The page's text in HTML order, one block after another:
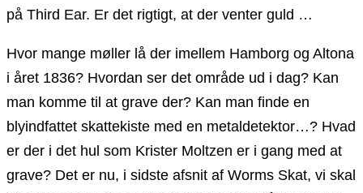
på Third Ear. Er det rigtigt, at der venter guld …
Hvor mange møller lå der imellem Hamborg og Altona
i året 1836? Hvordan ser det område ud i dag? Kan
man komme til at grave der? Kan man finde en
blyindfattet skattekiste med en metaldetektor…? Hvad
er der i det hul som Krister Moltzen er i gang med at
grave? Det er nu, i sidste afsnit af Worms Skat, vi skal